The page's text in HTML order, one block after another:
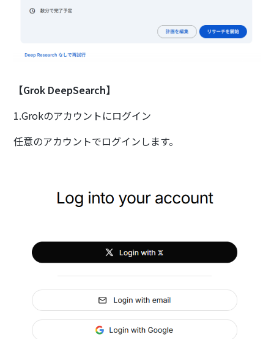
【Grok DeepSearch】
1.Grokのアカウントにログイン
任意のアカウントでログインします。